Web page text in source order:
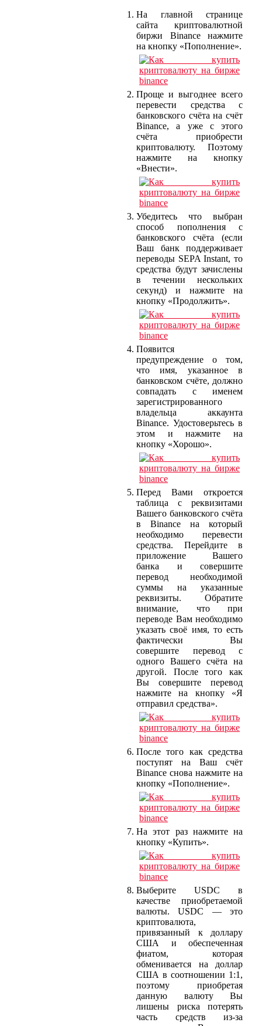
На главной странице
сайта криптовалютной
биржи Binance нажмите
на кнопку «Пополнение».
Проще и выгоднее всего
перевести средства с
банковского счёта на счёт
Binance, а уже с этого
счёта приобрести
криптовалюту. Поэтому
нажмите на кнопку
«Внести».
Убедитесь что выбран
способ пополнения с
банковского счёта (если
Ваш банк поддерживает
переводы SEPA Instant, то
средства будут зачислены
в течении нескольких
секунд) и нажмите на
кнопку «Продолжить».
Появится
предупреждение о том,
что имя, указанное в
банковском счёте, должно
совпадать с именем
зарегистрированного
владельца аккаунта
Binance. Удостоверьтесь в
этом и нажмите на
кнопку «Хорошо».
Перед Вами откроется
таблица с реквизитами
Вашего банковского счёта
в Binance на который
необходимо перевести
средства. Перейдите в
приложение Вашего
банка и совершите
перевод необходимой
суммы на указанные
реквизиты. Обратите
внимание, что при
переводе Вам необходимо
указать своё имя, то есть
фактически Вы
совершите перевод c
одного Вашего счёта на
другой. После того как
Вы совершите перевод
нажмите на кнопку «Я
отправил средства».
После того как средства
поступят на Ваш счёт
Binance снова нажмите на
кнопку «Пополнение».
На этот раз нажмите на
кнопку «Купить».
Выберите USDC в
качестве приобретаемой
валюты. USDC — это
криптовалюта,
привязанный к доллару
США и обеспеченная
фиатом, которая
обменивается на доллар
США в соотношении 1:1,
поэтому приобретая
данную валюту Вы
лишены риска потерять
часть средств из-за